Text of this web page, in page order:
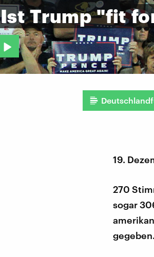
Ist Trump "fit
19.
270
sogar
gegeben.